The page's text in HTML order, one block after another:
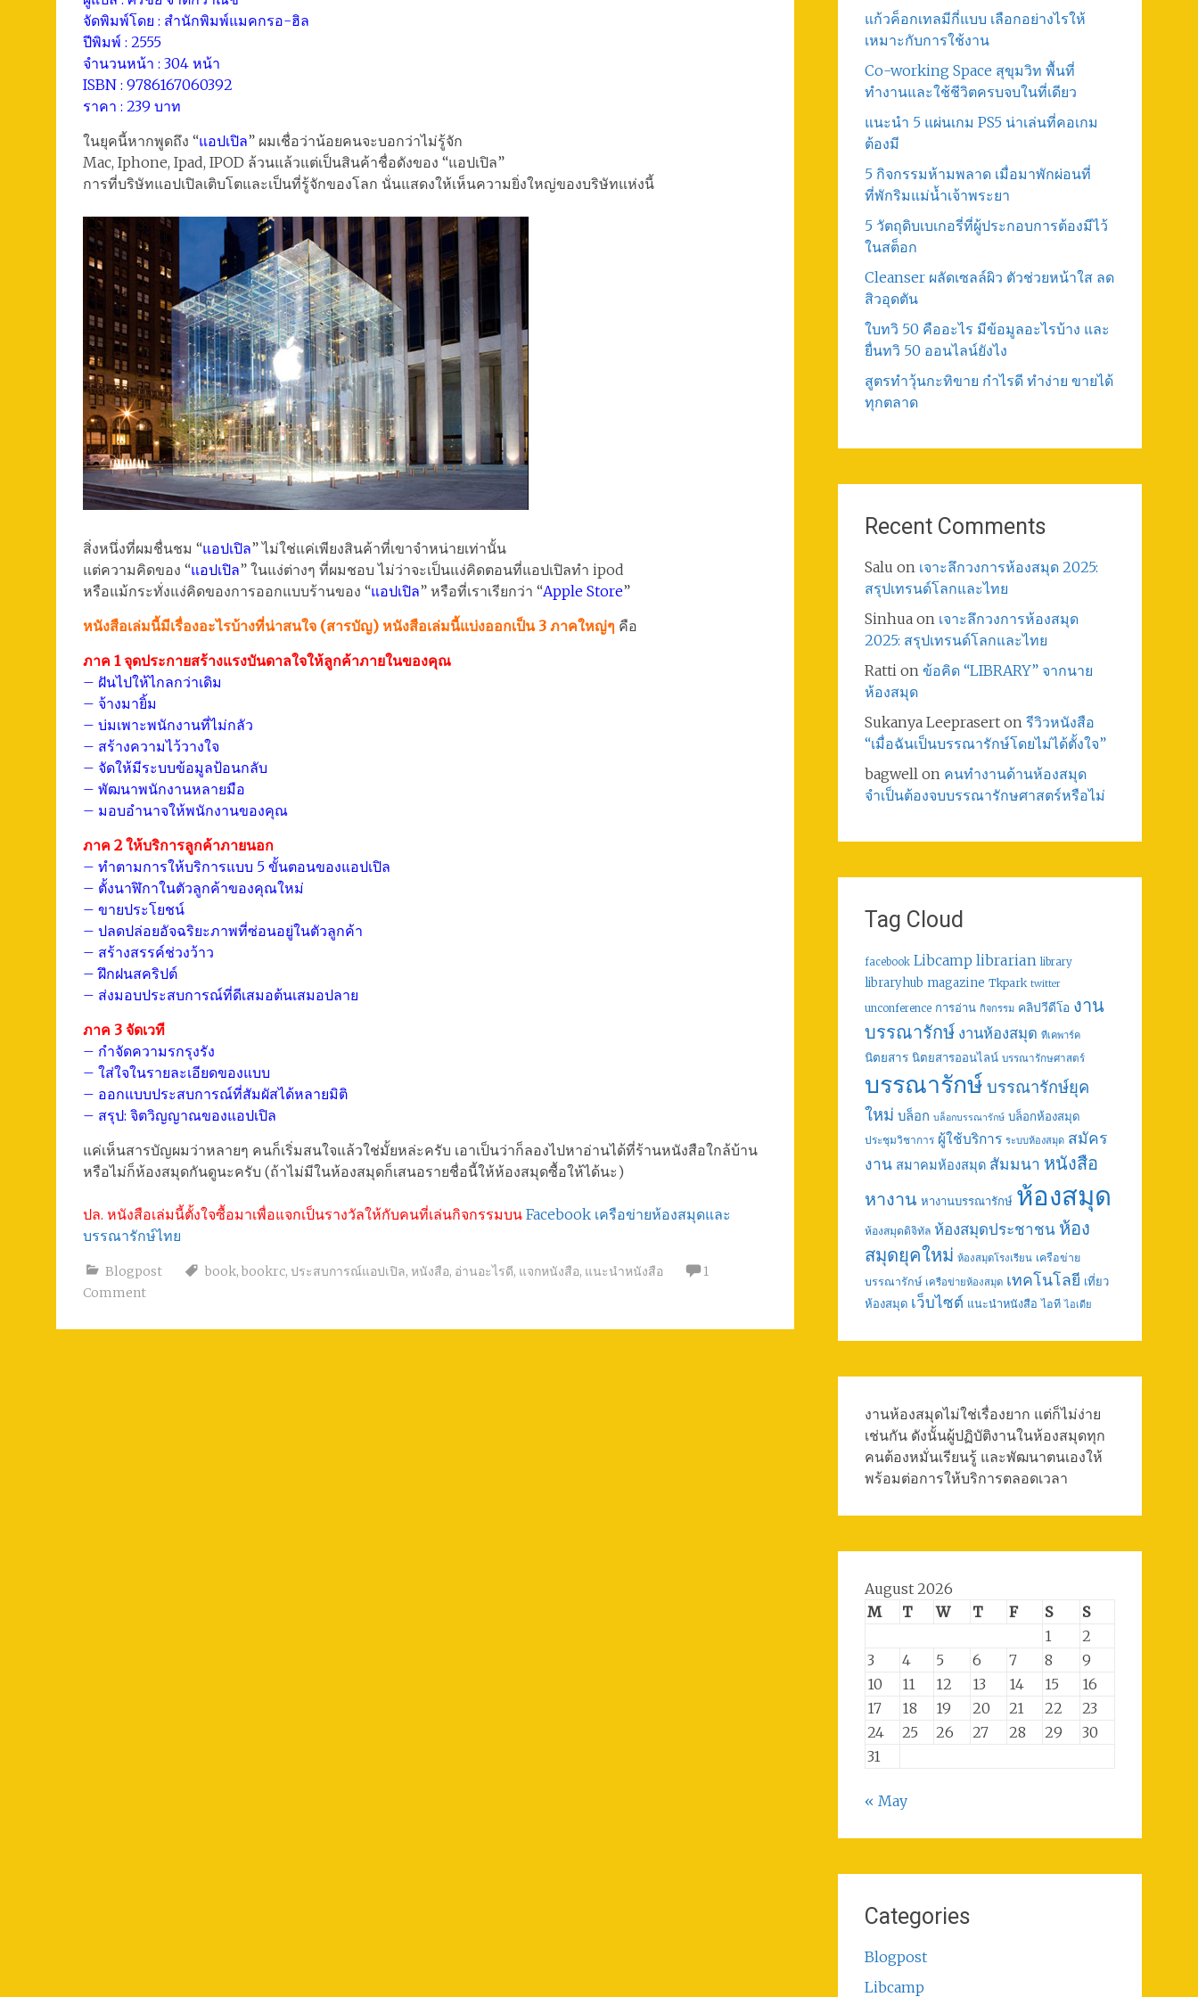
จัดพิมพ์โดย : สำนักพิมพ์แมคกรอ-ฮิล
ปีพิมพ์ : 2555
จำนวนหน้า : 304 หน้า
ISBN : 9786167060392
ราคา : 239 บาท
ในยุคนี้หากพูดถึง “แอปเปิล” ผมเชื่อว่าน้อยคนจะบอกว่าไม่รู้จัก
Mac, Iphone, Ipad, IPOD ล้วนแล้วแต่เป็นสินค้าชื่อดังของ “แอปเปิล”
การที่บริษัทแอปเปิลเติบโตและเป็นที่รู้จักของโลก นั่นแสดงให้เห็นความยิ่งใหญ่ของบริษัทแห่งนี้
สิ่งหนึ่งที่ผมชื่นชม “แอปเปิล” ไม่ใช่แค่เพียงสินค้าที่เขาจำหน่ายเท่านั้น
แต่ความคิดของ “แอปเปิล” ในแง่ต่างๆ ที่ผมชอบ ไม่ว่าจะเป็นแง่คิดตอนที่แอปเปิลทำ ipod
หรือแม้กระทั่งแง่คิดของการออกแบบร้านของ “แอปเปิล” หรือที่เราเรียกว่า “Apple Store”
หนังสือเล่มนี้มีเรื่องอะไรบ้างที่น่าสนใจ (สารบัญ) หนังสือเล่มนี้แบ่งออกเป็น 3 ภาคใหญ่ๆ คือ
ภาค 1 จุดประกายสร้างแรงบันดาลใจให้ลูกค้าภายในของคุณ
– ฝันไปให้ไกลกว่าเดิม
– จ้างมายิ้ม
– บ่มเพาะพนักงานที่ไม่กลัว
– สร้างความไว้วางใจ
– จัดให้มีระบบข้อมูลป้อนกลับ
– พัฒนาพนักงานหลายมือ
– มอบอำนาจให้พนักงานของคุณ
ภาค 2 ให้บริการลูกค้าภายนอก
– ทำตามการให้บริการแบบ 5 ขั้นตอนของแอปเปิล
– ตั้งนาฬิกาในตัวลูกค้าของคุณใหม่
– ขายประโยชน์
– ปลดปล่อยอัจฉริยะภาพที่ซ่อนอยู่ในตัวลูกค้า
– สร้างสรรค์ช่วงว้าว
– ฝึกฝนสคริปต์
– ส่งมอบประสบการณ์ที่ดีเสมอต้นเสมอปลาย
ภาค 3 จัดเวที
– กำจัดความรกรุงรัง
– ใส่ใจในรายละเอียดของแบบ
– ออกแบบประสบการณ์ที่สัมผัสได้หลายมิติ
– สรุป: จิตวิญญาณของแอปเปิล
แค่เห็นสารบัญผมว่าหลายๆ คนก็เริ่มสนใจแล้วใช่มั้ยหล่ะครับ เอาเป็นว่าก็ลองไปหาอ่านได้ที่ร้านหนังสือใกล้บ้าน
หรือไม่ก็ห้องสมุดกันดูนะครับ (ถ้าไม่มีในห้องสมุดก็เสนอรายชื่อนี้ให้ห้องสมุดซื้อให้ได้นะ)
ปล. หนังสือเล่มนี้ตั้งใจซื้อมาเพื่อแจกเป็นรางวัลให้กับคนที่เล่นกิจกรรมบน Facebook เครือข่ายห้องสมุดและ
บรรณารักษ์ไทย
Blogpost book, bookrc, ประสบการณ์แอปเปิล, หนังสือ, อ่านอะไรดี, แจกหนังสือ, แนะนำหนังสือ
1
Comment
แก้วค็อกเทลมีกี่แบบ เลือกอย่างไรให้
เหมาะกับการใช้งาน
Co-working Space สุขุมวิท พื้นที่
ทำงานและใช้ชีวิตครบจบในที่เดียว
แนะนำ 5 แผ่นเกม PS5 น่าเล่นที่คอเกม
ต้องมี
5 กิจกรรมห้ามพลาด เมื่อมาพักผ่อนที่
ที่พักริมแม่น้ำเจ้าพระยา
5 วัตถุดิบเบเกอรี่ที่ผู้ประกอบการต้องมีไว้
ในสต็อก
Cleanser ผลัดเซลล์ผิว ตัวช่วยหน้าใส ลด
สิวอุดตัน
ใบทวิ 50 คืออะไร มีข้อมูลอะไรบ้าง และ
ยื่นทวิ 50 ออนไลน์ยังไง
สูตรทําวุ้นกะทิขาย กำไรดี ทำง่าย ขายได้
ทุกตลาด
Recent Comments
Salu on เจาะลึกวงการห้องสมุด 2025:
สรุปเทรนด์โลกและไทย
Sinhuaon เจาะลึกวงการห้องสมุด
2025: สรุปเทรนด์โลกและไทย
Rattion ข้อคิด “LIBRARY” จากนาย
ห้องสมุด
Sukanya Leepraserton รีวิวหนังสือ
“เมื่อฉันเป็นบรรณารักษ์โดยไม่ได้ตั้งใจ”
bagwellon คนทำงานด้านห้องสมุด
จำเป็นต้องจบบรรณารักษศาสตร์หรือไม่
Tag Cloud
facebook Libcamp librarian library
libraryhub magazine Tkpark twitter
unconference การอ่าน กิจกรรม คลิปวีดีโอ งาน
บรรณารักษ์ งานห้องสมุด ทีเคพาร์ค
นิตยสาร นิตยสารออนไลน์ บรรณารักษศาสตร์
บรรณารักษ์ บรรณารักษ์ยุค
ใหม่ บล็อก บล็อกบรรณารักษ์ บล็อกห้องสมุด
ประชุมวิชาการ ผู้ใช้บริการ ระบบห้องสมุด สมัคร
งาน สมาคมห้องสมุด สัมมนา หนังสือ
หางาน หางานบรรณารักษ์ ห้องสมุด
ห้องสมุดดิจิทัล ห้องสมุดประชาชน ห้อง
สมุดยุคใหม่ ห้องสมุดโรงเรียน เครือข่าย
บรรณารักษ์ เครือข่ายห้องสมุด เทคโนโลยี เที่ยว
ห้องสมุด เว็บไซต์ แนะนำหนังสือ ไอที ไอเดีย
งานห้องสมุดไม่ใช่เรื่องยาก แต่ก็ไม่ง่าย
เช่นกัน ดังนั้นผู้ปฏิบัติงานในห้องสมุดทุก
คนต้องหมั่นเรียนรู้ และพัฒนาตนเองให้
พร้อมต่อการให้บริการตลอดเวลา
August 2026
M
T W T F S
S
1
2
3
4 5 6 7 8
9
10
11 12 13 14 15
16
17
18 19 20 21 22
23
24
25 26 27 28 29
30
31
« May
Categories
Blogpost
Libcamp